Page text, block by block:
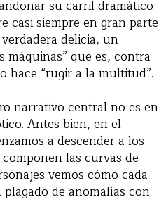
su carril dramático
casi siempre en gran parte
delicia, un
máquinas” que es, contra
hace “rugir a la multitud”.
narrativo central no es en
Antes bien, en el
a descender a los
las curvas de
vemos cómo cada
de anomalías con